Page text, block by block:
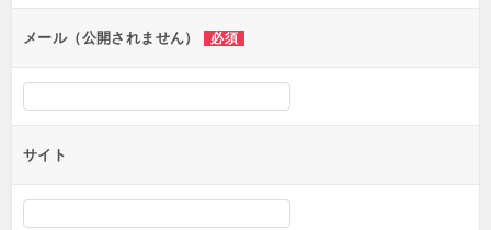
ンメール（公開されません） 必須
サイト